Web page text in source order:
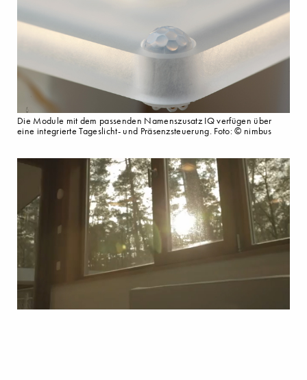
Die Module mit dem passenden Namenszusatz IQ verfügen über
eine integrierte Tageslicht- und Präsenzsteuerung. Foto: © nimbus